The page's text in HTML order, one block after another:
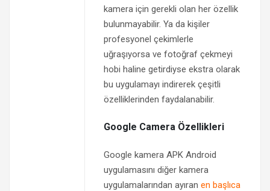
kamera için gerekli olan her özellik
bulunmayabilir. Ya da kişiler
profesyonel çekimlerle
uğraşıyorsa ve fotoğraf çekmeyi
hobi haline getirdiyse ekstra olarak
bu uygulamayı indirerek çeşitli
özelliklerinden faydalanabilir.
Google Camera Özellikleri
Google kamera APK Android
uygulamasını diğer kamera
uygulamalarından ayıran en başlıca